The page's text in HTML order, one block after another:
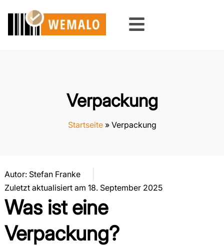
springen
Verpackung
Startseite» Verpackung
Autor:Stefan Franke
Zuletzt aktualisiert am 18. September 2025
Was ist eine
Verpackung?